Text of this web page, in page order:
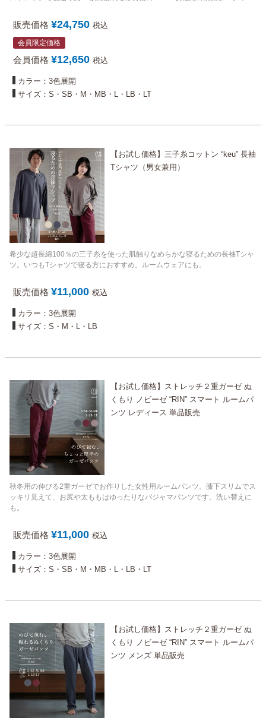
ト にも
販売価格 ¥24,750 税込
会員限定価格
会員価格 ¥12,650 税込
カラー：3色展開
サイズ：S・SB・M・MB・L・LB・LT
【お試し価格】三子糸コットン “keu” 長袖
Tシャツ（男女兼用）
希少な超長綿100％の三子糸を使った肌触りなめらかな寝るための長袖Tシャ
ツ。いつもTシャツで寝る方におすすめ。ルームウェアにも。
販売価格 ¥11,000 税込
カラー：3色展開
サイズ：S・M・L・LB
【お試し価格】ストレッチ２重ガーゼ ぬ
くもり ノビーゼ “RIN” スマート ルームパ
ンツ レディース 単品販売
秋冬用の伸びる2重ガーゼでお作りした女性用ルームパンツ。膝下スリムでス
ッキリ見えて、お尻や太ももはゆったりなパジャマパンツです。洗い替えに
も。
販売価格 ¥11,000 税込
カラー：3色展開
サイズ：S・SB・M・MB・L・LB・LT
【お試し価格】ストレッチ２重ガーゼ ぬ
くもり ノビーゼ “RIN” スマート ルームパ
ンツ メンズ 単品販売